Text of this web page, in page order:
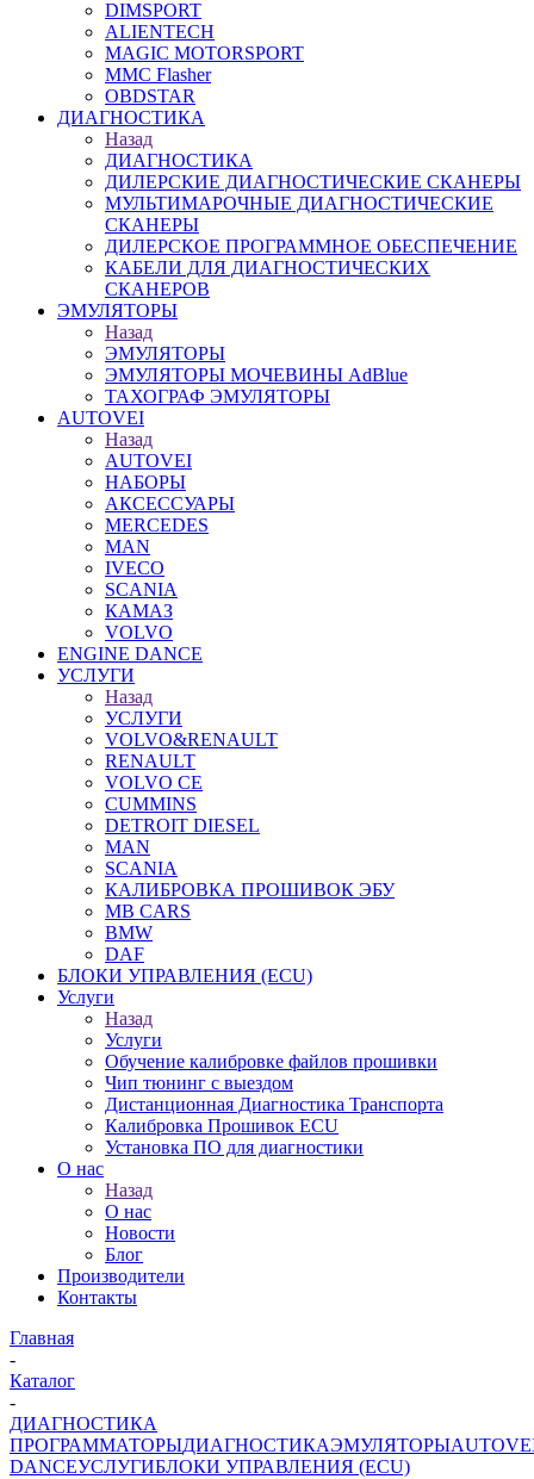
DIMSPORT
ALIENTECH
MAGIC MOTORSPORT
MMC Flasher
OBDSTAR
ДИАГНОСТИКА
Назад
ДИАГНОСТИКА
ДИЛЕРСКИЕ ДИАГНОСТИЧЕСКИЕ СКАНЕРЫ
МУЛЬТИМАРОЧНЫЕ ДИАГНОСТИЧЕСКИЕ
СКАНЕРЫ
ДИЛЕРСКОЕ ПРОГРАММНОЕ ОБЕСПЕЧЕНИЕ
КАБЕЛИ ДЛЯ ДИАГНОСТИЧЕСКИХ
СКАНЕРОВ
ЭМУЛЯТОРЫ
Назад
ЭМУЛЯТОРЫ
ЭМУЛЯТОРЫ МОЧЕВИНЫ АdBlue
ТАХОГРАФ ЭМУЛЯТОРЫ
AUTOVEI
Назад
AUTOVEI
НАБОРЫ
АКСЕССУАРЫ
MERCEDES
MAN
IVECO
SCANIA
КАМАЗ
VOLVO
ENGINE DANCE
УСЛУГИ
Назад
УСЛУГИ
VOLVO&RENAULT
RENAULT
VOLVO CE
CUMMINS
DETROIT DIESEL
MAN
SCANIA
КАЛИБРОВКА ПРОШИВОК ЭБУ
MB CARS
BMW
DAF
БЛОКИ УПРАВЛЕНИЯ (ECU)
Услуги
Назад
Услуги
Обучение калибровке файлов прошивки
Чип тюнинг с выездом
Дистанционная Диагностика Транспорта
Калибровка Прошивок ECU
Установка ПО для диагностики
О нас
Назад
О нас
Новости
Блог
Производители
Контакты
Главная
-
Каталог
-
ДИАГНОСТИКА
ПРОГРАММАТОРЫДИАГНОСТИКАЭМУЛЯТОРЫ
DANCEУСЛУГИБЛОКИ УПРАВЛЕНИЯ (ECU)